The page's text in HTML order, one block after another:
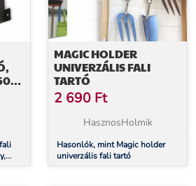
MAGIC HOLDER
UNIVERZÁLIS FALI
TARTÓ
2 690 Ft
HasznosHolmik
Hasonlók, mint Magic holder
univerzális fali tartó